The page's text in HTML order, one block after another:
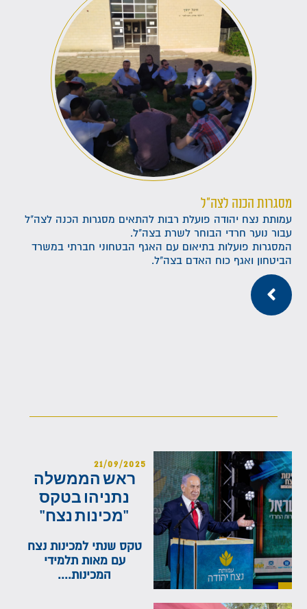
מסגרות הכנה לצה"ל
עמותת נצח יהודה פועלת רבות להתאים מסגרות הכנה לצה"ל
עבור נוער חרדי הבוחר לשרת בצה"ל.
המסגרות פועלות בתיאום עם האגף הבטחוני חברתי במשרד
הביטחון ואגף כוח האדם בצה"ל.
21/09/2025
ראש הממשלה
נתניהו בטקס
"מכינות נצח"
טקס שנתי למכינות נצח
עם מאות תלמידי
המכינות....